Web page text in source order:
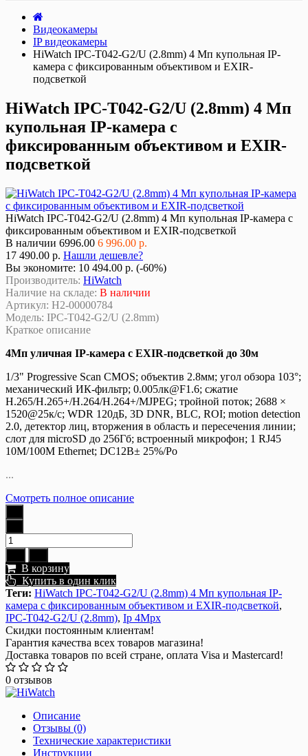
Видеокамеры
IP видеокамеры
HiWatch IPC-T042-G2/U (2.8mm) 4 Мп купольная IP-
камера с фиксированным объективом и EXIR-
подсветкой
HiWatch IPC-T042-G2/U (2.8mm) 4 Мп
купольная IP-камера с
фиксированным объективом и EXIR-
подсветкой
HiWatch IPC-T042-G2/U (2.8mm) 4 Мп купольная IP-камера с
фиксированным объективом и EXIR-подсветкой
В наличии 6996.00 6 996.00 р.
17 490.00 р. Нашли дешевле?
Вы экономите: 10 494.00 р. (-60%)
Производитель: HiWatch
Наличие на складе: В наличии
Артикул: Н2-00000784
Модель: IPC-T042-G2/U (2.8mm)
Краткое описание
4Мп уличная IP-камера с EXIR-подсветкой до 30м
1/3" Progressive Scan CMOS; объектив 2.8мм; угол обзора 103°;
механический ИК-фильтр; 0.005лк@F1.6; сжатие
H.265/H.265+/H.264/H.264+/MJPEG; тройной поток; 2688 ×
1520@25к/с; WDR 120дБ, 3D DNR, BLC, ROI; motion detection
2.0, детектор лиц, вторжения в область и пересечения линии;
слот для microSD до 256Гб; встроенный микрофон; 1 RJ45
10M/100M Ethernet; DC12В± 25%/Po
...
Смотреть полное описание
В корзину
Купить в один клик
Теги: HiWatch IPC-T042-G2/U (2.8mm) 4 Мп купольная IP-
камера с фиксированным объективом и EXIR-подсветкой,
IPC-T042-G2/U (2.8mm), Ip 4Mpx
Скидки постоянным клиентам!
Гарантия качества всех товаров магазина!
Доставка товаров по всей стране, оплата Visa и Mastercard!
0 отзывов
Описание
Отзывы (0)
Технические характеристики
Инструкции